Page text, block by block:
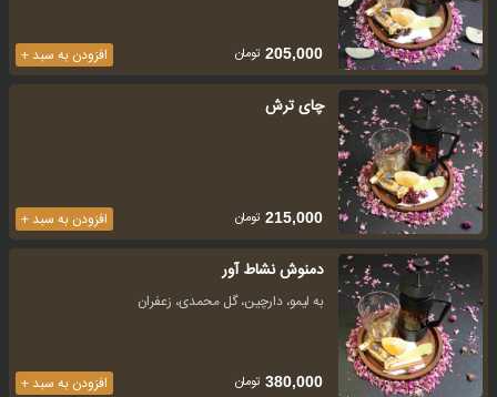
افزودن به سبد + 205,000 تومان
چای ترش
افزودن به سبد + 215,000 تومان
دمنوش نشاط آور
به لیمو، دارچین، گل محمدی، زعفران
افزودن به سبد + 380,000 تومان